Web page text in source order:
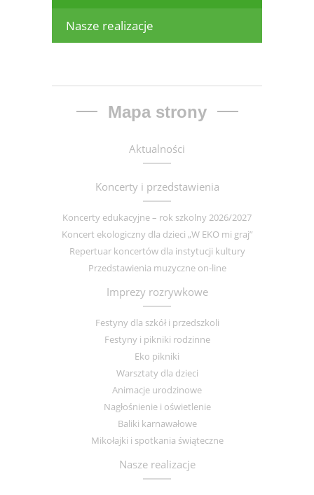
Nasze realizacje
Mapa strony
Aktualności
Koncerty i przedstawienia
Koncerty edukacyjne – rok szkolny 2026/2027
Koncert ekologiczny dla dzieci „W EKO mi graj”
Repertuar koncertów dla instytucji kultury
Przedstawienia muzyczne on-line
Imprezy rozrywkowe
Festyny dla szkół i przedszkoli
Festyny i pikniki rodzinne
Eko pikniki
Warsztaty dla dzieci
Animacje urodzinowe
Nagłośnienie i oświetlenie
Baliki karnawałowe
Mikołajki i spotkania świąteczne
Nasze realizacje